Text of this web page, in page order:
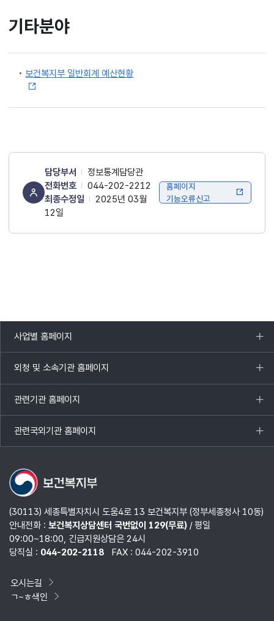
기타분야
보건복지부 일반회계 예산현황
담당부서
정보통계담당관
전화번호
044-202-2212
최종수정일
2025년 03월
12일
홈페이지
기능오류신고
사업별 홈페이지
목록
열기
외청 및 소속기관 홈페이지
목록
열기
관련기관 홈페이지
목록
열기
관련국외기관 홈페이지
목록
열기
(30113) 세종특별자치시 도움4로 13 보건복지부 (정부세종청사 10동)
안내전화 : 보건복지상담센터 국번없이 129(무료)/ 평일
09:00~18:00, 긴급지원상담은 24시
당직실 : 044-202-2118 FAX : 044-202-3910
오시는길
ㄱ~ㅎ색인